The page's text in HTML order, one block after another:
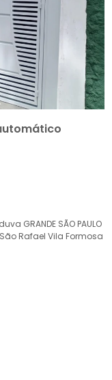
GRANDE SÃO PAULO
São Rafael Vila Formosa